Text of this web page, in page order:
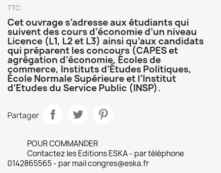
TTC
Cet ouvrage s’adresse aux étudiants qui
suivent des cours d’économie d’un niveau
Licence (L1, L2 et L3) ainsi qu’aux candidats
qui préparent les concours (CAPES et
agrégation d’économie, Écoles de
commerce, Instituts d’Études Politiques,
École Normale Supérieure et l’Institut
d’Etudes du Service Public (INSP).
Partager
POUR COMMANDER
Contactez les Editions ESKA - par téléphone
0142865565 - par mail congres@eska.fr